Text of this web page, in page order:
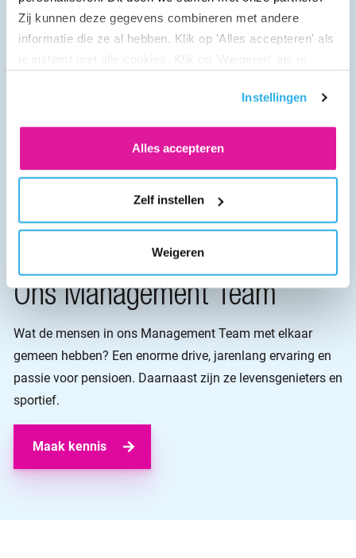
Zij kunnen deze gegevens combineren met andere
informatie die ze al hebben. Klik op 'Alles accepteren' als
vind je meer informatie. Je kunt altijd je toestemming
Instellingen
Alles accepteren
Zelf instellen
Weigeren
Ons Management Team
Wat de mensen in ons Management Team met elkaar
gemeen hebben? Een enorme drive, jarenlang ervaring en
passie voor pensioen. Daarnaast zijn ze levensgenieters en
sportief.
Maak kennis